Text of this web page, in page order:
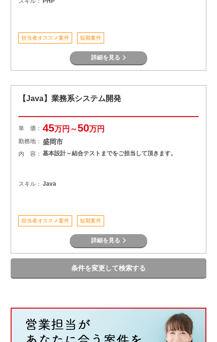
担当者オススメ案件 短期案件
詳細を見る
【Java】業務系システム開発
単 価： 45万円～50万円
勤務地： 盛岡市
内 容： 基本設計～結合テストまでをご担当して頂きます。
スキル： Java
担当者オススメ案件 短期案件
詳細を見る
条件を変更して検索する